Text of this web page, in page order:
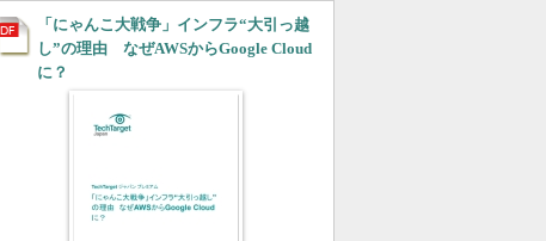
「にゃんこ大戦争」インフラ“大引っ越
し”の理由 なぜAWSからGoogle Cloud
に？